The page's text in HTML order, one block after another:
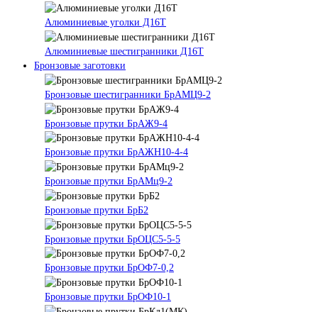
Алюминиевые уголки Д16Т
Алюминиевые шестигранники Д16Т
Бронзовые заготовки
Бронзовые шестигранники БрАМЦ9-2
Бронзовые прутки БрАЖ9-4
Бронзовые прутки БрАЖН10-4-4
Бронзовые прутки БрАМц9-2
Бронзовые прутки БрБ2
Бронзовые прутки БрОЦС5-5-5
Бронзовые прутки БрОФ7-0,2
Бронзовые прутки БрОФ10-1